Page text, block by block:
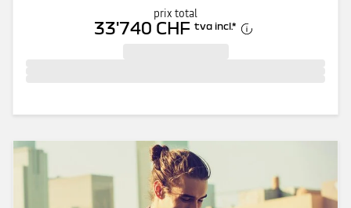
prix total
33'740 CHF tva incl.*